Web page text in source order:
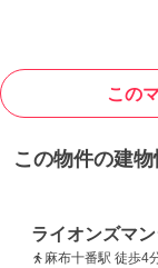
この
この物件の建物
ライオンズマ
麻布十番駅 徒歩4